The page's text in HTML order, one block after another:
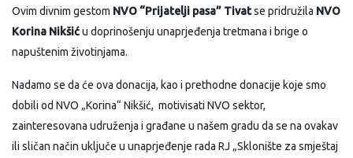
Ovim divnim gestom NVO “Prijatelji pasa” Tivatse pridružila NVO
Korina Nikšiću doprinošenju unaprjeđenja tretmana i brige o
napuštenim životinjama.
Nadamo se da će ova donacija, kao i prethodne donacije koje smo
dobili od NVO „Korina“ Nikšić, motivisati NVO sektor,
zainteresovana udruženja i građane u našem gradu da se na ovakav
ili sličan način uključe u unaprjeđenje rada RJ „Sklonište za smještaj